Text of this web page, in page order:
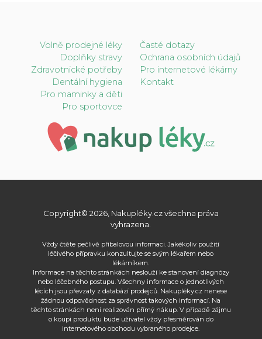
Volně prodejné léky
Doplňky stravy
Zdravotnické potřeby
Dentální hygiena
Pro maminky a děti
Pro sportovce
Časté dotazy
Ochrana osobních údajů
Pro internetové lékárny
Kontakt
Copyright© 2026, Nakupléky.cz všechna práva
vyhrazena.
Vždy čtěte pečlivě příbalovou informaci. Jakékoliv použití
léčivého přípravku konzultujte se svým lékařem nebo
lékárníkem.
Informace na těchto stránkách neslouží ke stanovení diagnózy
nebo léčebného postupu. Všechny informace o jednotlivých
lécích jsou převzaty z databází prodejců. Nakupléky.cz nenese
žádnou odpovědnost za správnost takových informací. Na
těchto stránkách není realizován přímý nákup. V případě zájmu
o koupi produktu bude uživatel vždy přesměrován do
internetového obchodu vybraného prodejce.